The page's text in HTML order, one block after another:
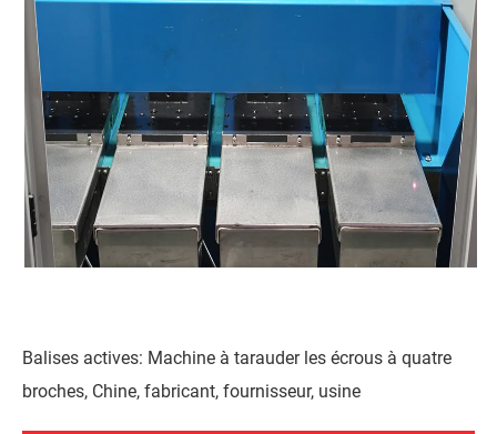
Balises actives: Machine à tarauder les écrous à quatre
broches, Chine, fabricant, fournisseur, usine